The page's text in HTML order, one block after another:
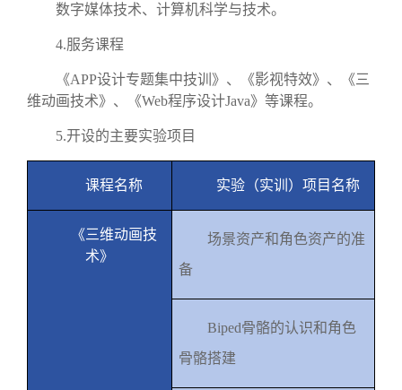
数字媒体技术、计算机科学与技术。
4.服务课程
《APP设计专题集中技训》、《影视特效》、《三
维动画技术》、《Web程序设计Java》等课程。
5.开设的主要实验项目
课程名称 实验（实训）项目名称
《三维动画技
术》
场景资产和角色资产的准
备
Biped骨骼的认识和角色
骨骼搭建